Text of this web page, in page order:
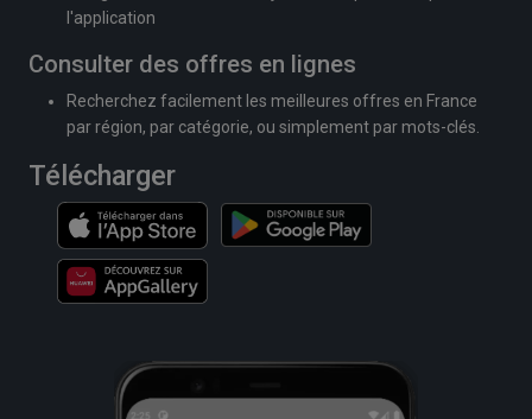
l'application
Consulter des offres en lignes
Recherchez facilement les meilleures offres en France
par région, par catégorie, ou simplement par mots-clés.
Télécharger